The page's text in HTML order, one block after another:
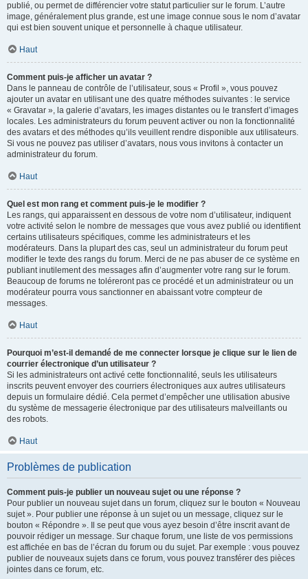
publié, ou permet de différencier votre statut particulier sur le forum. L’autre
image, généralement plus grande, est une image connue sous le nom d’avatar
qui est bien souvent unique et personnelle à chaque utilisateur.
Haut
Comment puis-je afficher un avatar ?
Dans le panneau de contrôle de l’utilisateur, sous « Profil », vous pouvez
ajouter un avatar en utilisant une des quatre méthodes suivantes : le service
« Gravatar », la galerie d’avatars, les images distantes ou le transfert d’images
locales. Les administrateurs du forum peuvent activer ou non la fonctionnalité
des avatars et des méthodes qu’ils veuillent rendre disponible aux utilisateurs.
Si vous ne pouvez pas utiliser d’avatars, nous vous invitons à contacter un
administrateur du forum.
Haut
Quel est mon rang et comment puis-je le modifier ?
Les rangs, qui apparaissent en dessous de votre nom d’utilisateur, indiquent
votre activité selon le nombre de messages que vous avez publié ou identifient
certains utilisateurs spécifiques, comme les administrateurs et les
modérateurs. Dans la plupart des cas, seul un administrateur du forum peut
modifier le texte des rangs du forum. Merci de ne pas abuser de ce système en
publiant inutilement des messages afin d’augmenter votre rang sur le forum.
Beaucoup de forums ne toléreront pas ce procédé et un administrateur ou un
modérateur pourra vous sanctionner en abaissant votre compteur de
messages.
Haut
Pourquoi m’est-il demandé de me connecter lorsque je clique sur le lien de
courrier électronique d’un utilisateur ?
Si les administrateurs ont activé cette fonctionnalité, seuls les utilisateurs
inscrits peuvent envoyer des courriers électroniques aux autres utilisateurs
depuis un formulaire dédié. Cela permet d’empêcher une utilisation abusive
du système de messagerie électronique par des utilisateurs malveillants ou
des robots.
Haut
Problèmes de publication
Comment puis-je publier un nouveau sujet ou une réponse ?
Pour publier un nouveau sujet dans un forum, cliquez sur le bouton « Nouveau
sujet ». Pour publier une réponse à un sujet ou un message, cliquez sur le
bouton « Répondre ». Il se peut que vous ayez besoin d’être inscrit avant de
pouvoir rédiger un message. Sur chaque forum, une liste de vos permissions
est affichée en bas de l’écran du forum ou du sujet. Par exemple : vous pouvez
publier de nouveaux sujets dans ce forum, vous pouvez transférer des pièces
jointes dans ce forum, etc.